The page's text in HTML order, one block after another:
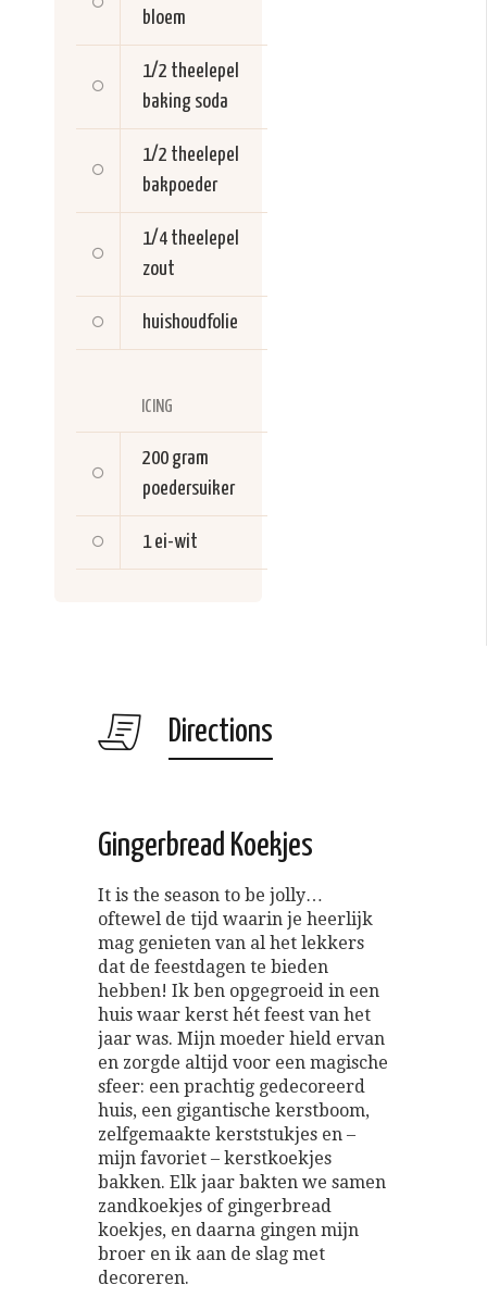
bloem
1/2 theelepel
baking soda
1/2 theelepel
bakpoeder
1/4 theelepel
zout
huishoudfolie
ICING
200 gram
poedersuiker
1 ei-wit
Directions
Gingerbread Koekjes
It is the season to be jolly…
oftewel de tijd waarin je heerlijk
mag genieten van al het lekkers
dat de feestdagen te bieden
hebben! Ik ben opgegroeid in een
huis waar kerst hét feest van het
jaar was. Mijn moeder hield ervan
en zorgde altijd voor een magische
sfeer: een prachtig gedecoreerd
huis, een gigantische kerstboom,
zelfgemaakte kerststukjes en –
mijn favoriet – kerstkoekjes
bakken. Elk jaar bakten we samen
zandkoekjes of gingerbread
koekjes, en daarna gingen mijn
broer en ik aan de slag met
decoreren.